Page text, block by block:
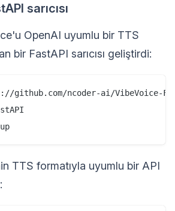
sarıcısı
OpenAI uyumlu bir TTS
bir FastAPI sarıcısı geliştirdi:
github.com/ncoder-ai/VibeVoice-
TTS formatıyla uyumlu bir API